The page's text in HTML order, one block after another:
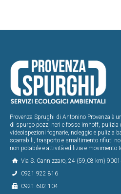
Provenza Sprughi di Antonino Provenza è
di spurgo pozzi neri e fosse imhoff, pulizia
videoispezioni fognarie, noleggio e pulizia
scarrabili, trasporto e smaltimento rifiuti
non potabile e attività edilizia e movimento
Via S. Cannizzaro, 24 (59,08 km)
0921 922 816
0921 602 104